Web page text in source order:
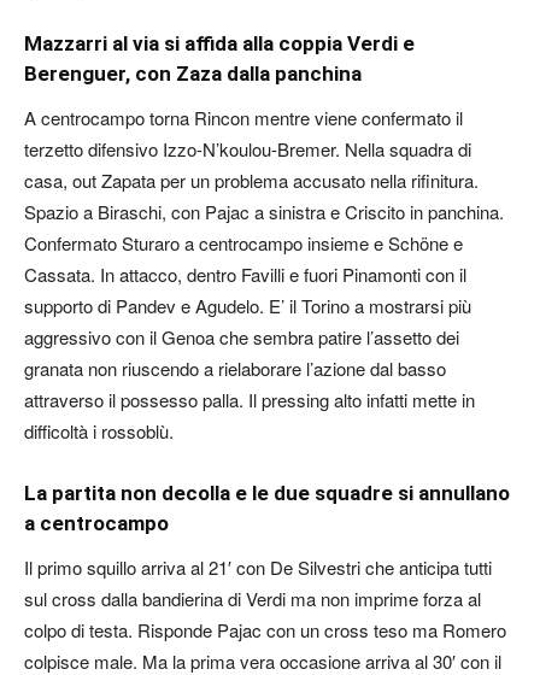
Mazzarri al via si affida alla coppia Verdi e
Berenguer, con Zaza dalla panchina
A centrocampo torna Rincon mentre viene confermato il
terzetto difensivo Izzo-N’koulou-Bremer. Nella squadra di
casa, out Zapata per un problema accusato nella rifinitura.
Spazio a Biraschi, con Pajac a sinistra e Criscito in panchina.
Confermato Sturaro a centrocampo insieme e Schöne e
Cassata. In attacco, dentro Favilli e fuori Pinamonti con il
supporto di Pandev e Agudelo. E’ il Torino a mostrarsi più
aggressivo con il Genoa che sembra patire l’assetto dei
granata non riuscendo a rielaborare l’azione dal basso
attraverso il possesso palla. Il pressing alto infatti mette in
difficoltà i rossoblù.
La partita non decolla e le due squadre si annullano
a centrocampo
Il primo squillo arriva al 21′ con De Silvestri che anticipa tutti
sul cross dalla bandierina di Verdi ma non imprime forza al
colpo di testa. Risponde Pajac con un cross teso ma Romero
colpisce male. Ma la prima vera occasione arriva al 30′ con il